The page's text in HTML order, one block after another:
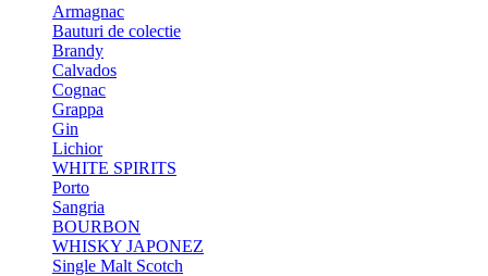
Armagnac
Bauturi de colectie
Brandy
Calvados
Cognac
Grappa
Gin
Lichior
WHITE SPIRITS
Porto
Sangria
BOURBON
WHISKY JAPONEZ
Single Malt Scotch